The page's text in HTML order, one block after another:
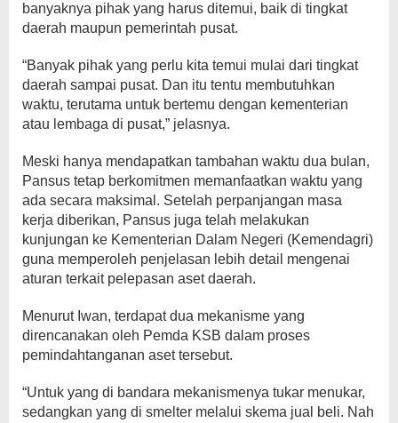
banyaknya pihak yang harus ditemui, baik di tingkat
daerah maupun pemerintah pusat.
“Banyak pihak yang perlu kita temui mulai dari tingkat
daerah sampai pusat. Dan itu tentu membutuhkan
waktu, terutama untuk bertemu dengan kementerian
atau lembaga di pusat,” jelasnya.
Meski hanya mendapatkan tambahan waktu dua bulan,
Pansus tetap berkomitmen memanfaatkan waktu yang
ada secara maksimal. Setelah perpanjangan masa
kerja diberikan, Pansus juga telah melakukan
kunjungan ke Kementerian Dalam Negeri (Kemendagri)
guna memperoleh penjelasan lebih detail mengenai
aturan terkait pelepasan aset daerah.
Menurut Iwan, terdapat dua mekanisme yang
direncanakan oleh Pemda KSB dalam proses
pemindahtanganan aset tersebut.
“Untuk yang di bandara mekanismenya tukar menukar,
sedangkan yang di smelter melalui skema jual beli. Nah